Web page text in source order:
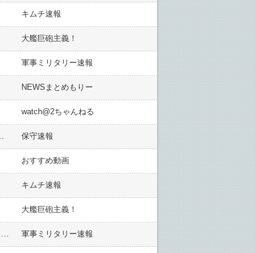
キムチ速報
大艦巨砲主義！
軍事ミリタリー速報
NEWSまとめもりー
watch@2ちゃんねる
保守速報
おすすめ動画
キムチ速報
大艦巨砲主義！
軍事ミリタリー速報